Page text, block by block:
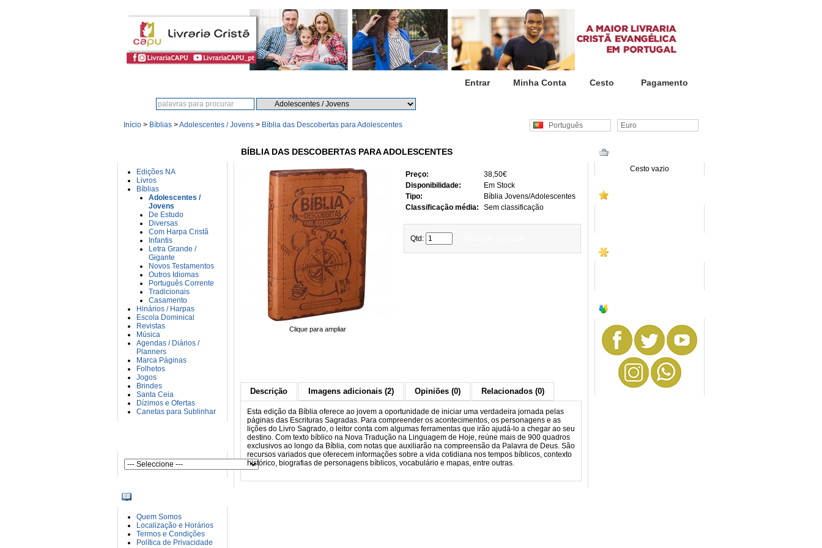
Entrar Minha Conta Cesto Pagamento
Início > Bíblias >Adolescentes / Jovens > Bíblia das Descobertas para Adolescentes Euro
Português
Edições NA
Livros
Bíblias
Adolescentes /
Jovens
De Estudo
Diversas
Com Harpa Cristã
Infantis
Letra Grande /
Gigante
Novos Testamentos
Outros Idiomas
Português Corrente
Tradicionais
Casamento
Hinários / Harpas
Escola Dominical
Revistas
Música
Agendas / Diários /
Planners
Marca Páginas
Folhetos
Jogos
Brindes
Santa Ceia
Dízimos e Ofertas
Canetas para Sublinhar
Quem Somos
Localização e Horários
Termos e Condições
Política de Privacidade
Cesto vazio
BÍBLIA DAS DESCOBERTAS PARA ADOLESCENTES
Clique para ampliar
Preço:
38,50€
Disponibilidade:
Em Stock
Tipo:
Bíblia Jovens/Adolescentes
Classificação média:
Sem classificação
Qtd:
Descrição Imagens adicionais (2) Opiniões (0) Relacionados (0)
Esta edição da Bíblia oferece ao jovem a oportunidade de iniciar uma verdadeira jornada pelas
páginas das Escrituras Sagradas. Para compreender os acontecimentos, os personagens e as
lições do Livro Sagrado, o leitor conta com algumas ferramentas que irão ajudá-lo a chegar ao seu
destino. Com texto bíblico na Nova Tradução na Linguagem de Hoje, reúne mais de 900 quadros
exclusivos ao longo da Bíblia, com notas que auxiliarão na compreensão da Palavra de Deus. São
recursos variados que oferecem informações sobre a vida cotidiana nos tempos bíblicos, contexto
histórico, biografias de personagens bíblicos, vocabulário e mapas, entre outras.